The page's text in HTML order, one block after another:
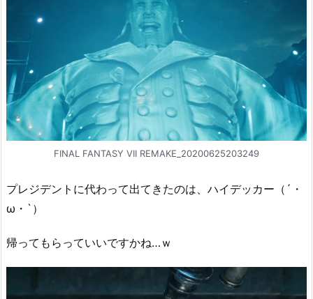
FINAL FANTASY VII REMAKE_20200625203249
プレジデントに代わって出てきたのは、ハイデッカー（´・
ω・`）
帰ってもらっていいですかね…ｗ